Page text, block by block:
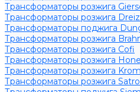
Трансформаторы розжига
Трансформаторы розжига
Трансформаторы поджига
Трансформаторы розжига
Трансформаторы розжига Cofi
Трансформаторы розжига
Трансформаторы розжига
Трансформаторы розжига